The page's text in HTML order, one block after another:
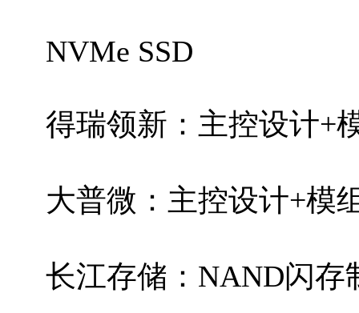
NVMe SSD
得瑞领新：主控设计+
大普微：主控设计+模
长江存储：NAND闪存